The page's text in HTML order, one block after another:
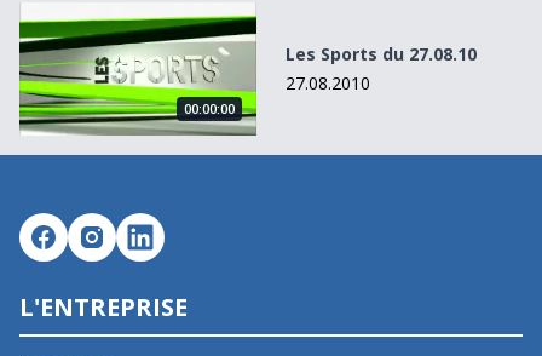
Les Sports du 27.08.10
00:00:00
Les Sports du 27.08.10
27.08.2010
L'ENTREPRISE